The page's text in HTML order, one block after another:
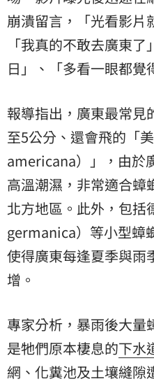
崩潰留言，「光看影片
「我真的不敢去廣東
日」、「多看一眼都覺
報導指出，廣東最常見
至5公分、還會飛的「
americana）」，由於
高溫潮濕，非常適合蟑
北方地區。此外，包
germanica）等小型蟑
使得廣東每逢夏季與雨
增。
專家分析，暴雨後大量
是牠們原本棲息的下水
網、化糞池及土壤縫隙